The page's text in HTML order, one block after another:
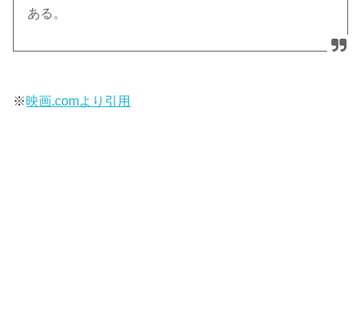
ある。
※映画.comより引用